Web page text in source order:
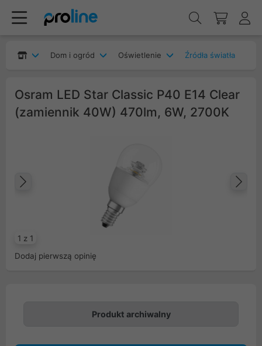
Dom i ogród Oświetlenie Źródła światła
Osram LED Star Classic P40 E14 Clear
(zamiennik 40W) 470lm, 6W, 2700K
1 z 1
Poprzedni
Dodaj pierwszą opinię
Produkt archiwalny